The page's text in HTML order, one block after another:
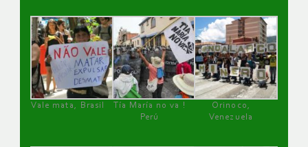
Vale mata, Brasil
Tía María no va !
Perú
Orinoco,
Venezuela